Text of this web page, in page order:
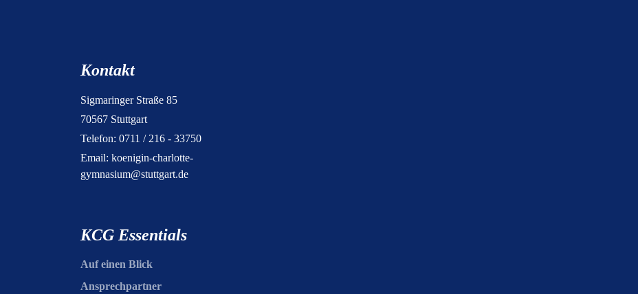
Kontakt
Sigmaringer Straße 85
70567 Stuttgart
Telefon: 0711 / 216 - 33750
Email: koenigin-charlotte-
gymnasium@stuttgart.de
KCG Essentials
Auf einen Blick
Ansprechpartner